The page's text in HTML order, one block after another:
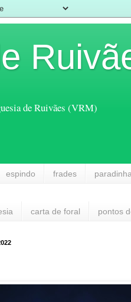
de Ruivães (VRM)
espindo frades
carta de foral pontos